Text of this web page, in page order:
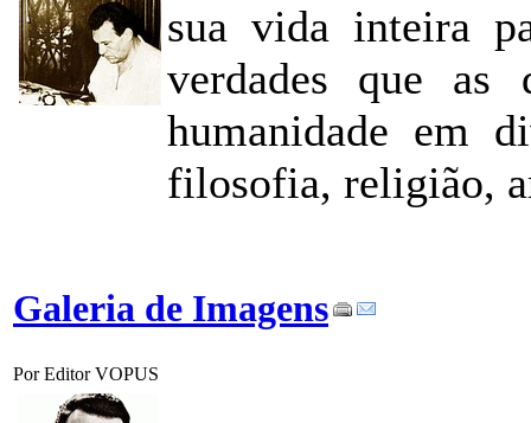
sua vida inteira
verdades que as
humanidade em
filosofia, religião,
Galeria de Imagens
Por Editor VOPUS